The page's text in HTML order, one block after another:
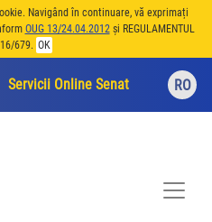
Navigând în continuare, vă exprimați
OUG 13/24.04.2012și REGULAMENTUL
679. OK
Servicii Online Senat RO